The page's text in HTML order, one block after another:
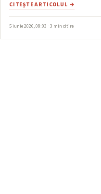
CITEŞTE ARTICOLUL →
5 iunie 2026, 08:03 · 3 min citire